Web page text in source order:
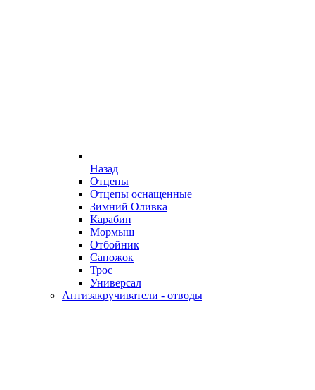
Назад
Отцепы
Отцепы оснащенные
Зимний Оливка
Карабин
Мормыш
Отбойник
Сапожок
Трос
Универсал
Антизакручиватели - отводы